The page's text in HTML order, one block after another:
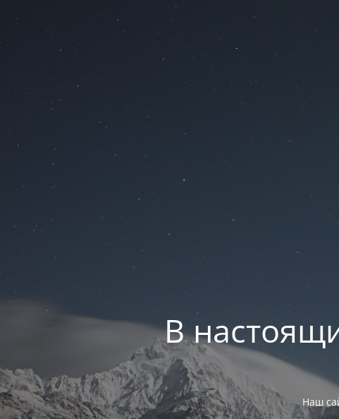
В
Наш